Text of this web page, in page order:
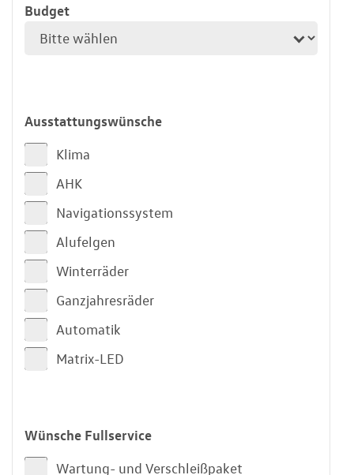
Budget
Ausstattungswünsche
Klima
AHK
Navigationssystem
Alufelgen
Winterräder
Ganzjahresräder
Automatik
Matrix-LED
Wünsche Fullservice
Wartung- und Verschleißpaket